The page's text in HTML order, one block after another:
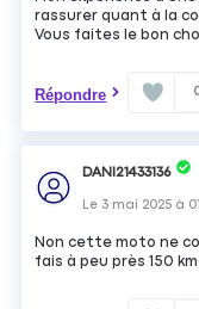
rassurer quant à la
Vous faites le bon
Répondre
DANI21433136
Le 3 mai 2025 à
Non cette moto ne
fais à peu près 150